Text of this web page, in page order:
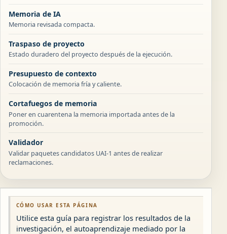
Memoria de IA
Memoria revisada compacta.
Traspaso de proyecto
Estado duradero del proyecto después de la ejecución.
Presupuesto de contexto
Colocación de memoria fría y caliente.
Cortafuegos de memoria
Poner en cuarentena la memoria importada antes de la
promoción.
Validador
Validar paquetes candidatos UAI-1 antes de realizar
reclamaciones.
CÓMO USAR ESTA PÁGINA
Utilice esta guía para registrar los resultados de la
investigación, el autoaprendizaje mediado por la